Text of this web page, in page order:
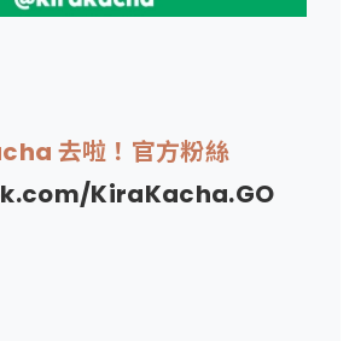
去啦！官方粉絲
KiraKacha.GO